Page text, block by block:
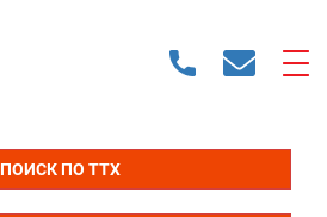
ПОИСК ПО ТТХ